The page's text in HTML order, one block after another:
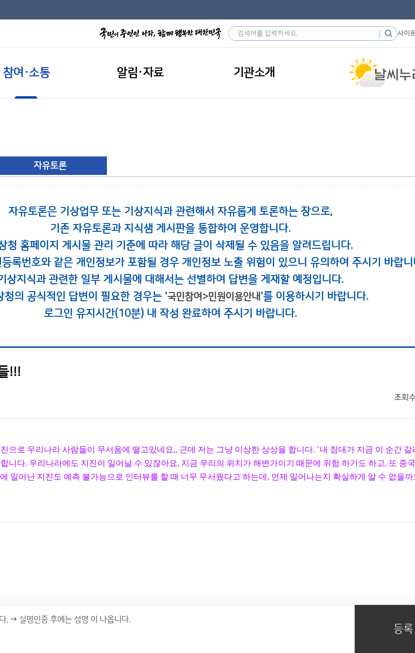
사이
참여·소통 알림·자료 기관소개
자유토론
자유토론은 기상업무 또는 기상지식과 관련해서 자유롭게 토론하는 장으로,
기존 자유토론과 지식샘 게시판을 통합하여 운영합니다.
청 홈페이지 게시물 관리 기준에 따라 해당 글이 삭제될 수 있음을 알려드립니다.
록번호와 같은 개인정보가 포함될 경우 개인정보 노출 위험이 있으니 유의하여 주시기 바랍니
상지식과 관련한 일부 게시물에 대해서는 선별하여 답변을 게재할 예정입니다.
의 공식적인 답변이 필요한 경우는 '국민참여>민원이용안내'를 이용하시기 바랍니다.
로그인 유지시간(10분) 내 작성 완료하여 주시기 바랍니다.
!!!
조회
으로 우리나라 사람들이 무서움에 떨고있네요,, 근데 저는 그냥 이상한 상상을 합니다. ´내 침대가 지금 이 순간 갈
니다. 우리나라에도 지진이 일어날 수 있잖아요, 지금 우리의 위치가 해변가이기 때문에 위험 하기도 하고, 또 중
일어난 지진도 예측 불가능으로 인터뷰를 할 때 너무 무서웠다고 하는데, 언제 일어나는지 확실하게 알 수 없을까
등록